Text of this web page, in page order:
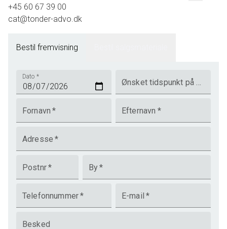
+45 60 67 39 00
cat@tonder-advo.dk
Bestil fremvisning
Dato *
Ønsket tidspunkt på dagen
Fornavn * Efternavn *
Adresse *
Postnr* By*
Telefonnummer* E-mail *
Besked